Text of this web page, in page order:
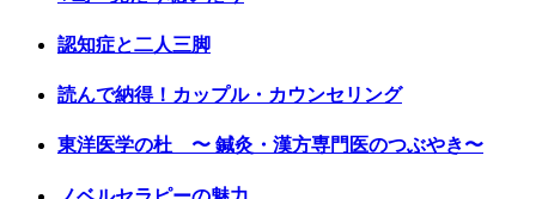
認知症と二人三脚
読んで納得！カップル・カウンセリング
東洋医学の杜 〜 鍼灸・漢方専門医のつぶやき〜